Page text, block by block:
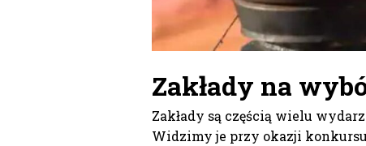
Zakłady na
Zakłady są częścią wielu
Widzimy je przy okazji